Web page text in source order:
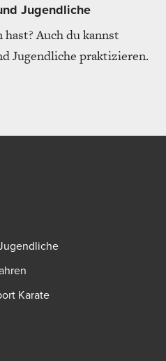
Jugendliche
Auch du kannst
Jugendliche praktizieren.
Karate